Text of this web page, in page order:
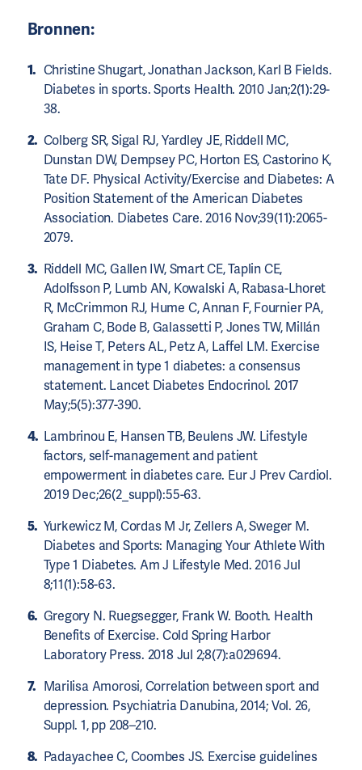
Bronnen:
Christine Shugart, Jonathan Jackson, Karl B Fields.
Diabetes in sports. Sports Health. 2010 Jan;2(1):29-
38.
Colberg SR, Sigal RJ, Yardley JE, Riddell MC,
Dunstan DW, Dempsey PC, Horton ES, Castorino K,
Tate DF. Physical Activity/Exercise and Diabetes: A
Position Statement of the American Diabetes
Association. Diabetes Care. 2016 Nov;39(11):2065-
2079.
Riddell MC, Gallen IW, Smart CE, Taplin CE,
Adolfsson P, Lumb AN, Kowalski A, Rabasa-Lhoret
R, McCrimmon RJ, Hume C, Annan F, Fournier PA,
Graham C, Bode B, Galassetti P, Jones TW, Millán
IS, Heise T, Peters AL, Petz A, Laffel LM. Exercise
management in type 1 diabetes: a consensus
statement. Lancet Diabetes Endocrinol. 2017
May;5(5):377-390.
Lambrinou E, Hansen TB, Beulens JW. Lifestyle
factors, self-management and patient
empowerment in diabetes care. Eur J Prev Cardiol.
2019 Dec;26(2_suppl):55-63.
Yurkewicz M, Cordas M Jr, Zellers A, Sweger M.
Diabetes and Sports: Managing Your Athlete With
Type 1 Diabetes. Am J Lifestyle Med. 2016 Jul
8;11(1):58-63.
Gregory N. Ruegsegger, Frank W. Booth. Health
Benefits of Exercise. Cold Spring Harbor
Laboratory Press. 2018 Jul 2;8(7):a029694.
Marilisa Amorosi, Correlation between sport and
depression. Psychiatria Danubina, 2014; Vol. 26,
Suppl. 1, pp 208–210.
Padayachee C, Coombes JS. Exercise guidelines